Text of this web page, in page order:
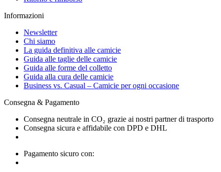
Informazioni
Newsletter
Chi siamo
La guida definitiva alle camicie
Guida alle taglie delle camicie
Guida alle forme del colletto
Guida alla cura delle camicie
Business vs. Casual – Camicie per ogni occasione
Consegna & Pagamento
Consegna neutrale in CO₂ grazie ai nostri partner di trasporto
Consegna sicura e affidabile con DPD e DHL
Pagamento sicuro con: